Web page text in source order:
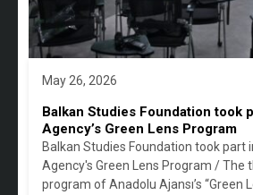
May 26, 2026
Balkan Studies Foundation took
Agency’s Green Lens Program
Balkan Studies Foundation took part
Agency's Green Lens Program / The
program of Anadolu Ajansı’s “Green